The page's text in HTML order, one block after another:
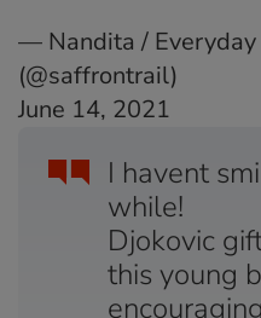
I havent
while!
Djokovic
this young
— Nandita / Everyday
(@saffrontrail)
June 14, 2021